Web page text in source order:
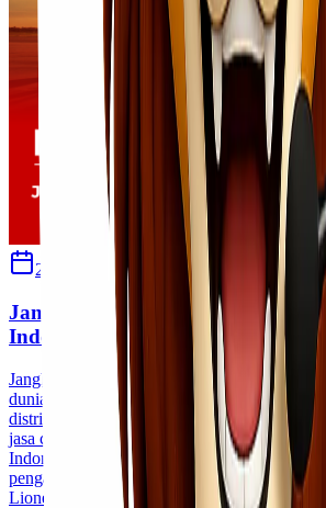
2 April 2026 Sherly
Jangkauan Pengiriman Lionel
Indonesia
Jangkauan Pengiriman Lionel Express ke
dunia bisnis yang semakin kompetitif,
distribusi menjadi kunci utama. Lionel
jasa cargo terpercaya yang melayani
Indonesia, mulai dari kota besar hingga
pengalaman di bidang logistik dan jaringan
Lionel Express memastikan setiap [&hellip;]